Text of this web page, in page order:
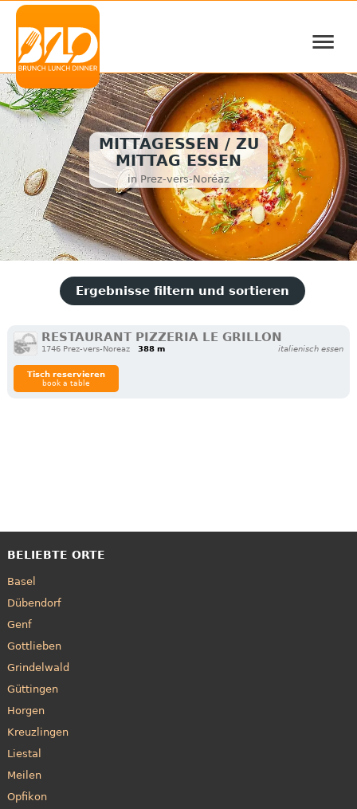
≡
MITTAGESSEN / ZU
MITTAG ESSEN
in Prez-vers-Noréaz
Ergebnisse filtern und sortieren
RESTAURANT PIZZERIA LE GRILLON
1746 Prez-vers-Noreaz 388 m italienisch essen
Tisch reservieren
book a table
BELIEBTE ORTE
Basel
Dübendorf
Genf
Gottlieben
Grindelwald
Güttingen
Horgen
Kreuzlingen
Liestal
Meilen
Opfikon